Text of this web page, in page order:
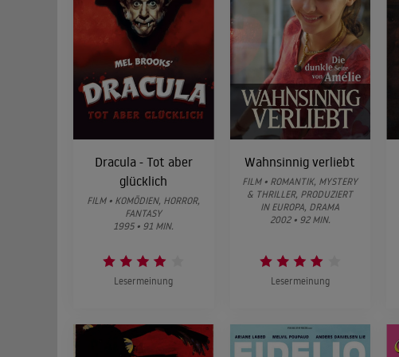
Dracula - Tot aber
glücklich
FILM • KOMÖDIEN, HORROR,
FANTASY
1995 • 91 MIN.
Lesermeinung
Wahnsinnig verliebt
FILM • ROMANTIK, MYSTERY
& THRILLER, PRODUZIERT
IN EUROPA, DRAMA
2002 • 92 MIN.
Lesermeinung